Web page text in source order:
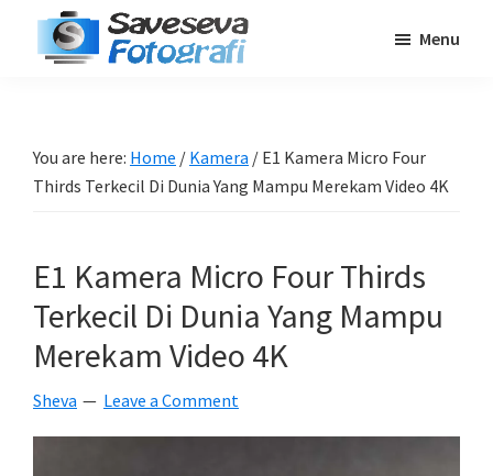
Pemula
-
Tutorial
-
Berita
-
Traveling
Menu
You are here: Home / Kamera / E1 Kamera Micro Four
Thirds Terkecil Di Dunia Yang Mampu Merekam Video 4K
E1 Kamera Micro Four Thirds
Terkecil Di Dunia Yang Mampu
Merekam Video 4K
Sheva Leave a Comment